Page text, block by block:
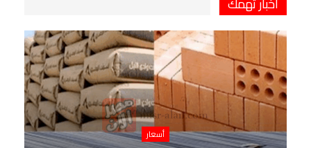
أسعار